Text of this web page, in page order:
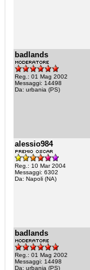
badlands
Reg.: 01 Mag 2002
Messaggi: 14498
Da: urbania (PS)
alessio984
Reg.: 10 Mar 2004
Messaggi: 6302
Da: Napoli (NA)
badlands
Reg.: 01 Mag 2002
Messaggi: 14498
Da: urbania (PS)